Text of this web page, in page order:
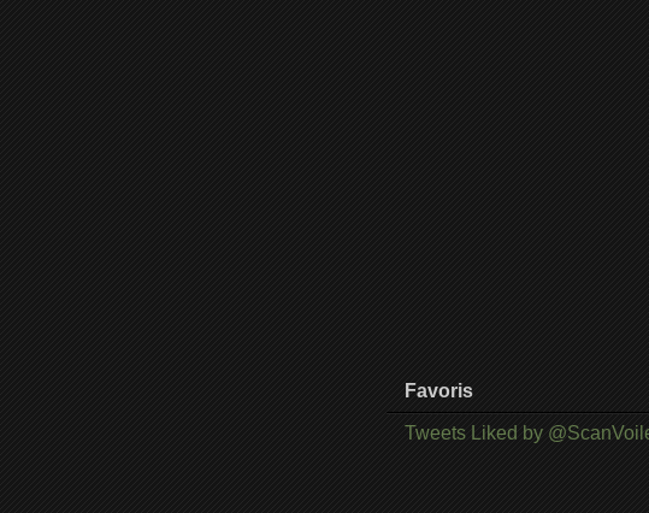
Favoris
Tweets Liked by